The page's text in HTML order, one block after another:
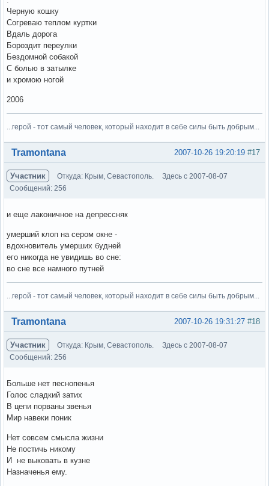
Черную кошку
Согреваю теплом куртки
Вдаль дорога
Бороздит переулки
Бездомной собакой
С болью в затылке
и хромою ногой
2006
...герой - тот самый человек, который находит в себе силы быть добрым...
Вне форума #17
2007-10-26 19:20:19
Tramontana
Участник Откуда: Крым, Севастополь.
Здесь с 2007-08-07
Сообщений: 256
и еще лаконичное на депрессняк
умерший клоп на сером окне -
вдохновитель умерших будней
его никогда не увидишь во сне:
во сне все намного путней
...герой - тот самый человек, который находит в себе силы быть добрым...
Вне форума #18
2007-10-26 19:31:27
Tramontana
Участник Откуда: Крым, Севастополь.
Здесь с 2007-08-07
Сообщений: 256
Больше нет песнопенья
Голос сладкий затих
В цепи порваны звенья
Мир навеки поник
Нет совсем смысла жизни
Не постичь никому
И не выковать в кузне
Назначенья ему.